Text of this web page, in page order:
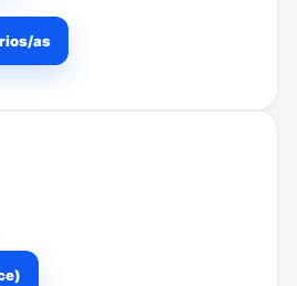
as